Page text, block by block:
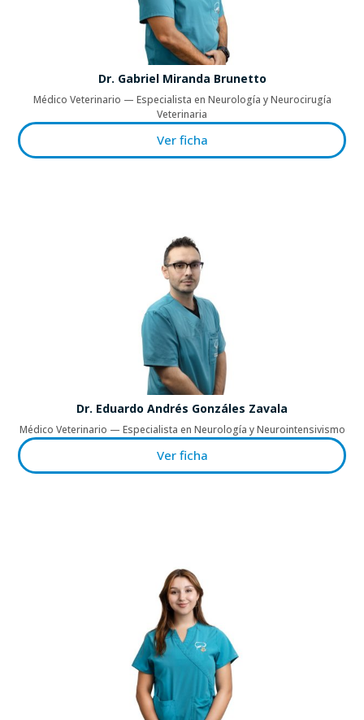
Dr. Gabriel Miranda Brunetto
Médico Veterinario — Especialista en Neurología y Neurocirugía
Veterinaria
Ver ficha
Dr. Eduardo Andrés Gonzáles Zavala
Médico Veterinario — Especialista en Neurología y Neurointensivismo
Ver ficha